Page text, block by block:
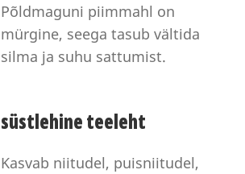
Põldmaguni piimmahl on
mürgine, seega tasub vältida
silma ja suhu sattumist.
süstlehine teeleht
Kasvab niitudel, puisniitudel,